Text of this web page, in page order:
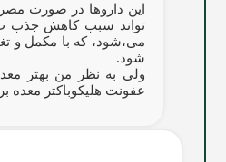
این داروها در صورت
می،شود، که با مکمل و
شود.
ولی به نظر من بهتر
عفونت هلیکوباکتر